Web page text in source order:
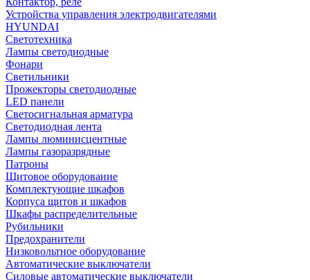
Устройства управления электродвигателями
HYUNDAI
Светотехника
Лампы светодиодные
Фонари
Светильники
Прожекторы светодиодные
LED панели
Светосигнальная арматура
Светодиодная лента
Лампы люминисцентные
Лампы газоразрядные
Патроны
Щитовое оборудование
Комплектующие шкафов
Корпуса щитов и шкафов
Шкафы распределительные
Рубильники
Предохранители
Низковольтное оборудование
Автоматические выключатели
Силовые автоматические выключатели